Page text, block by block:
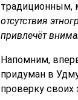
традиционным,
отсутствия
привлечёт
Напомним,
придуман в
проверку